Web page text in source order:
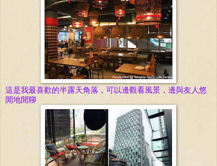
這是我最喜歡的半露天角落，可以邊觀看風景，邊與友人悠
閒地閒聊